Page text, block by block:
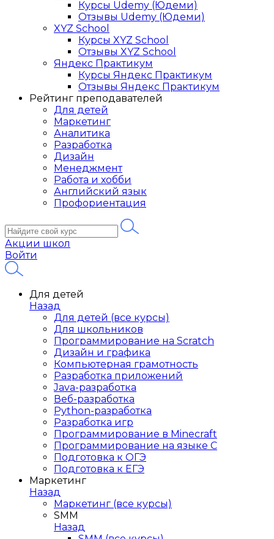
Курсы Udemy (Юдеми)
Отзывы Udemy (Юдеми)
XYZ School
Курсы XYZ School
Отзывы XYZ School
Яндекс Практикум
Курсы Яндекс Практикум
Отзывы Яндекс Практикум
Рейтинг преподавателей
Для детей
Маркетинг
Аналитика
Разработка
Дизайн
Менеджмент
Работа и хобби
Английский язык
Профориентация
Акции школ
Войти
Для детей
Назад
Для детей (все курсы)
Для школьников
Программирование на Scratch
Дизайн и графика
Компьютерная грамотность
Разработка приложений
Java-разработка
Веб-разработка
Python-разработка
Разработка игр
Программирование в Minecraft
Программирование на языке C
Подготовка к ОГЭ
Подготовка к ЕГЭ
Маркетинг
Назад
Маркетинг (все курсы)
SMM
Назад